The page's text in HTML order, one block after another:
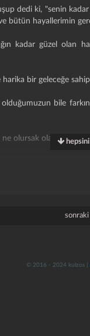
dedi ki, "senin
bütün hayallerimin
kadar güzel olan
bir geleceğe
bile
ne olursak olalım sonuç
ne olacağımızı
bir ayvanın içine
© 2016 - 2024 kulzos |